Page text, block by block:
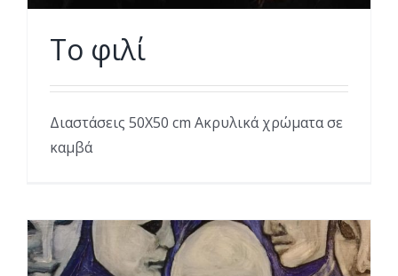
Το φιλί
Διαστάσεις 50Χ50 cm Ακρυλικά χρώματα σε
καμβά